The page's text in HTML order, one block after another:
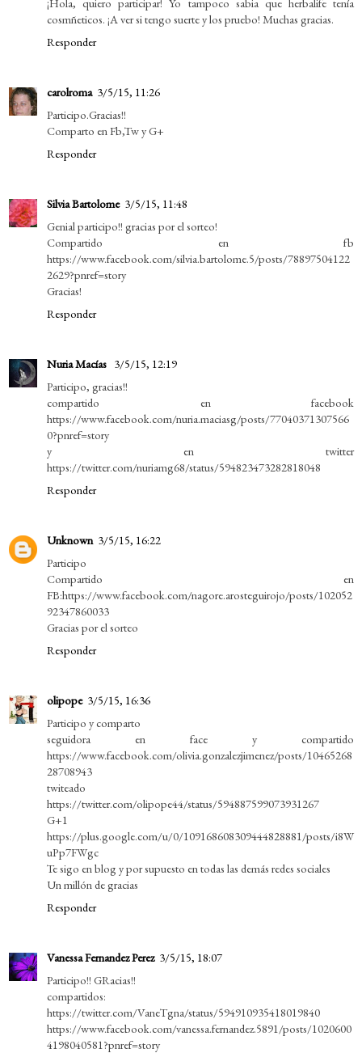
cosmñeticos. ¡A ver si tengo suerte y los pruebo! Muchas gracias.
Responder
carolroma 3/5/15, 11:26
Participo.Gracias!!
Comparto en Fb,Tw y G+
Responder
Silvia Bartolome 3/5/15, 11:48
Genial participo!! gracias por el sorteo!
Compartido en fb
https://www.facebook.com/silvia.bartolome.5/posts/78897504122
2629?pnref=story
Gracias!
Responder
Nuria Macías 3/5/15, 12:19
Participo, gracias!!
compartido en facebook
https://www.facebook.com/nuria.maciasg/posts/77040371307566
0?pnref=story
y en twitter
https://twitter.com/nuriamg68/status/594823473282818048
Responder
Unknown 3/5/15, 16:22
Participo
Compartido en
FB:https://www.facebook.com/nagore.arosteguirojo/posts/102052
92347860033
Gracias por el sorteo
Responder
olipope 3/5/15, 16:36
Participo y comparto
seguidora en face y compartido
https://www.facebook.com/olivia.gonzalezjimenez/posts/10465268
28708943
twiteado
https://twitter.com/olipope44/status/594887599073931267
G+1
https://plus.google.com/u/0/109168608309444828881/posts/i8W
uPp7FWgc
Te sigo en blog y por supuesto en todas las demás redes sociales
Un millón de gracias
Responder
Vanessa Fernandez Perez 3/5/15, 18:07
Participo!! GRacias!!
compartidos:
https://twitter.com/VaneTgna/status/594910935418019840
https://www.facebook.com/vanessa.fernandez.5891/posts/1020600
4198040581?pnref=story